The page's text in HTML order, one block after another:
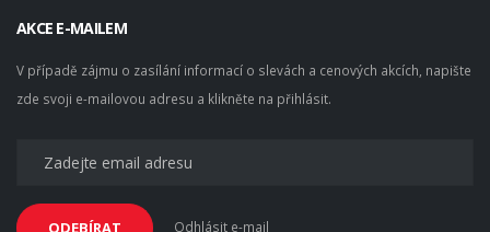
AKCE E-MAILEM
V případě zájmu o zasílání informací o slevách a cenových akcích, napište
zde svoji e-mailovou adresu a klikněte na přihlásit.
ODEBÍRAT Odhlásit e-mail